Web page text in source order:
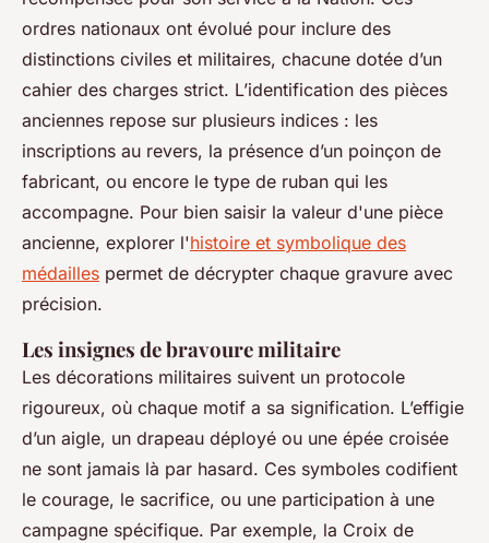
ordres nationaux ont évolué pour inclure des
distinctions civiles et militaires, chacune dotée d’un
cahier des charges strict. L’identification des pièces
anciennes repose sur plusieurs indices : les
inscriptions au revers, la présence d’un poinçon de
fabricant, ou encore le type de ruban qui les
accompagne. Pour bien saisir la valeur d'une pièce
ancienne, explorer l'histoire et symbolique des
médailles permet de décrypter chaque gravure avec
précision.
Les insignes de bravoure militaire
Les décorations militaires suivent un protocole
rigoureux, où chaque motif a sa signification. L’effigie
d’un aigle, un drapeau déployé ou une épée croisée
ne sont jamais là par hasard. Ces symboles codifient
le courage, le sacrifice, ou une participation à une
campagne spécifique. Par exemple, la Croix de